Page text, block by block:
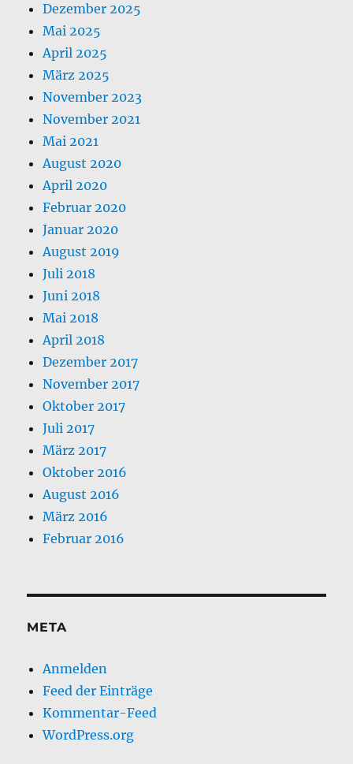
Dezember 2025
Mai 2025
April 2025
März 2025
November 2023
November 2021
Mai 2021
August 2020
April 2020
Februar 2020
Januar 2020
August 2019
Juli 2018
Juni 2018
Mai 2018
April 2018
Dezember 2017
November 2017
Oktober 2017
Juli 2017
März 2017
Oktober 2016
August 2016
März 2016
Februar 2016
META
Anmelden
Feed der Einträge
Kommentar-Feed
WordPress.org